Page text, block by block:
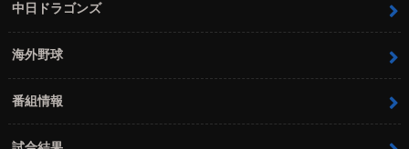
中日ドラゴンズ
海外野球
番組情報